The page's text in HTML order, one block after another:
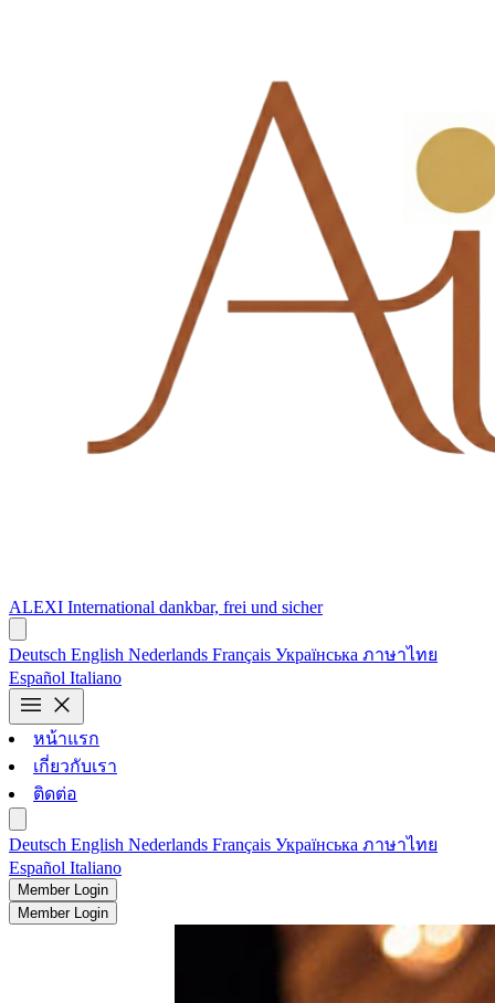
ALEXI International dankbar, frei und sicher
Deutsch English Nederlands Français Українська ภาษาไทย
Español Italiano
menu close
หน้าแรก
เกี่ยวกับเรา
ติดต่อ
Deutsch English Nederlands Français Українська ภาษาไทย
Español Italiano
Member Login
Member Login